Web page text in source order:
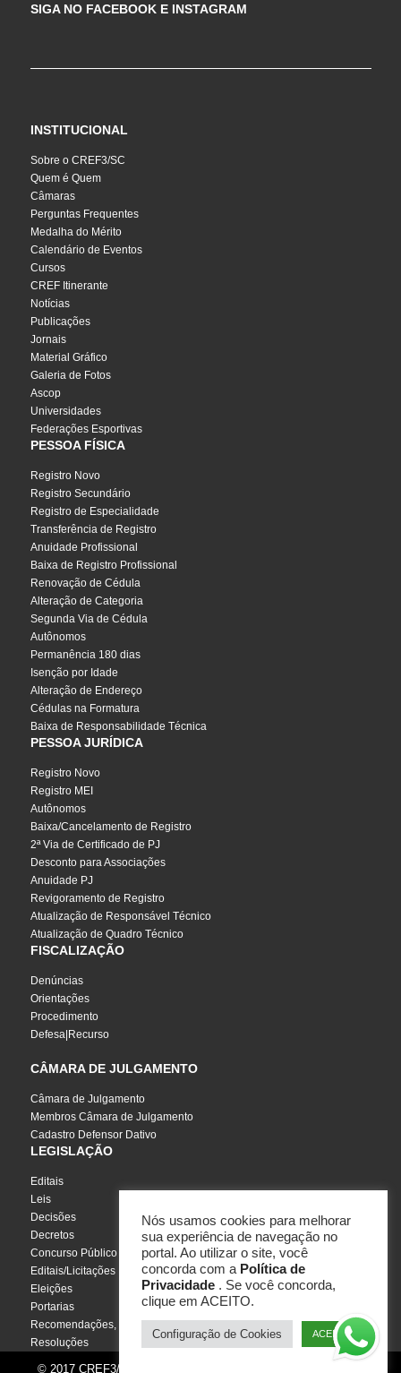
SIGA NO FACEBOOK E INSTAGRAM
INSTITUCIONAL
Sobre o CREF3/SC
Quem é Quem
Câmaras
Perguntas Frequentes
Medalha do Mérito
Calendário de Eventos
Cursos
CREF Itinerante
Notícias
Publicações
Jornais
Material Gráfico
Galeria de Fotos
Ascop
Universidades
Federações Esportivas
PESSOA FÍSICA
Registro Novo
Registro Secundário
Registro de Especialidade
Transferência de Registro
Anuidade Profissional
Baixa de Registro Profissional
Renovação de Cédula
Alteração de Categoria
Segunda Via de Cédula
Autônomos
Permanência 180 dias
Isenção por Idade
Alteração de Endereço
Cédulas na Formatura
Baixa de Responsabilidade Técnica
PESSOA JURÍDICA
Registro Novo
Registro MEI
Autônomos
Baixa/Cancelamento de Registro
2ª Via de Certificado de PJ
Desconto para Associações
Anuidade PJ
Revigoramento de Registro
Atualização de Responsável Técnico
Atualização de Quadro Técnico
FISCALIZAÇÃO
Denúncias
Orientações
Procedimento
Defesa|Recurso
CÂMARA DE JULGAMENTO
Câmara de Julgamento
Membros Câmara de Julgamento
Cadastro Defensor Dativo
LEGISLAÇÃO
Editais
Leis
Decisões
Decretos
Concurso Público
Editais/Licitações
Eleições
Portarias
Recomendações, Pareceres e Notas
Resoluções
© 2017 CREF3/SC - Todos os direitos reservados | Por
Nós usamos cookies para melhorar
sua experiência de navegação no
portal. Ao utilizar o site, você
concorda com a Política de
Privacidade . Se você concorda,
clique em ACEITO.
Configuração de Cookies ACEITO